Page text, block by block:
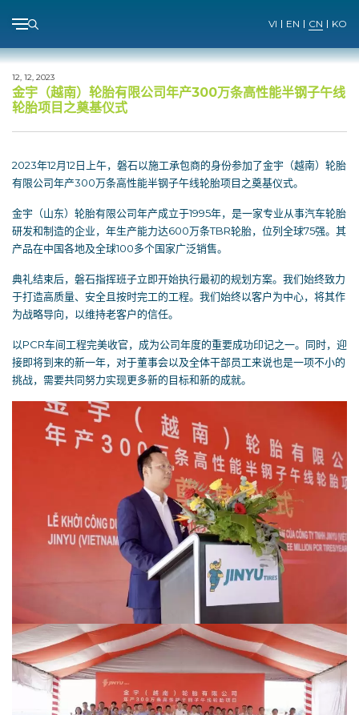
Skip
content
VI EN CN KO
12, 12, 2023
金宇（越南）轮胎有限公司年产300万条高性能半钢子午线
轮胎项目之奠基仪式
2023年12月12日上午，磐石以施工承包商的身份参加了金宇（越南）轮胎
有限公司年产300万条高性能半钢子午线轮胎项目之奠基仪式。
金宇（山东）轮胎有限公司年产成立于1995年，是一家专业从事汽车轮胎
研发和制造的企业，年生产能力达600万条TBR轮胎，位列全球75强。其
产品在中国各地及全球100多个国家广泛销售。
典礼结束后，磐石指挥班子立即开始执行最初的规划方案。我们始终致力
于打造高质量、安全且按时完工的工程。我们始终以客户为中心，将其作
为战略导向，以维持老客户的信任。
以PCR车间工程完美收官，成为公司年度的重要成功印记之一。同时，迎
接即将到来的新一年，对于董事会以及全体干部员工来说也是一项不小的
挑战，需要共同努力实现更多新的目标和新的成就。